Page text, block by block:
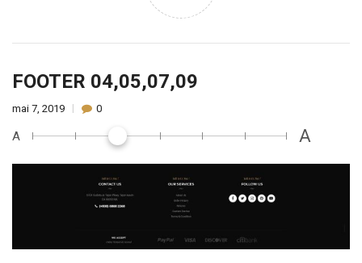
FOOTER 04,05,07,09
mai 7, 2019 0
A A